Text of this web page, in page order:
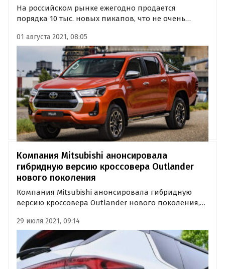
На российском рынке ежегодно продается
порядка 10 тыс. новых пикапов, что не очень
предлагать такие авто на нашем рынке.
01 августа 2021, 08:05
Компания Mitsubishi анонсировала
гибридную версию кроссовера Outlander
нового поколения
Компания Mitsubishi анонсировала гибридную
версию кроссовера Outlander нового поколения,
Исполнение с приставкой PHEV дебютирует уже
грядущий зимой, а подтверждением этому служат
два не слишком…
29 июля 2021, 09:14